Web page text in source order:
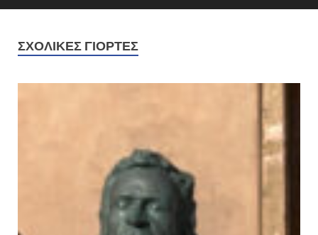
ΣΧΟΛΙΚΈΣ ΓΙΟΡΤΈΣ